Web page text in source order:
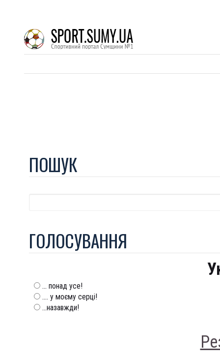
ПОШУК
ГОЛОСУВАННЯ
... понад усе!
.... у моєму серці!
...назавжди!